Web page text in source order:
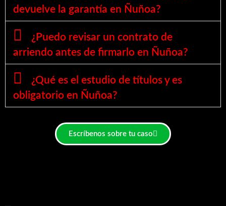
devuelve la garantía en Ñuñoa?
¿Puedo revisar un contrato de
arriendo antes de firmarlo en Ñuñoa?
¿Qué es el estudio de títulos y es
obligatorio en Ñuñoa?
Escríbenos sobre tu caso